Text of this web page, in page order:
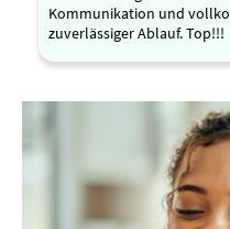
Kommunikation und
zuverlässiger Ablauf. Top!!!